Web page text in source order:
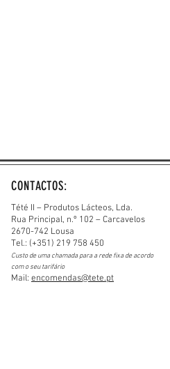
CONTACTOS:
Tété II – Produtos Lácteos, Lda.
Rua Principal, n.º 102 – Carcavelos
2670-742 Lousa
Tel.: (+351) 219 758 450
Custo de uma chamada paraa rede fixa de acordo
com o seutarifário
Mail: encomendas@tete.pt